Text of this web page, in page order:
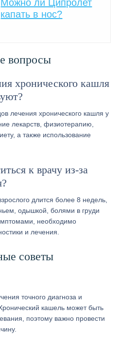
Можно ли Ципролет
капать в нос?
вопросы
хронического кашля
лечения хронического кашля у
лекарств, физиотерапию,
а также использование
к врачу из-за
длится более 8 недель,
одышкой, болями в груди
необходимо
и лечения.
советы
точного диагноза и
кашель может быть
поэтому важно провести